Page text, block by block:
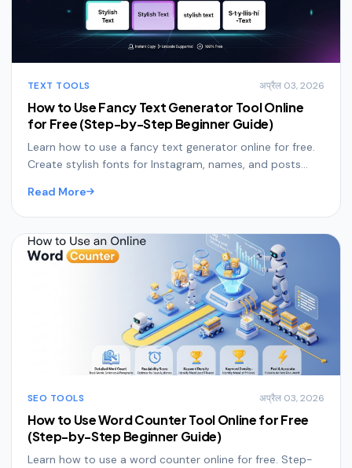
TEXT TOOLS अप्रैल 03, 2026
How to Use Fancy Text Generator Tool Online
for Free (Step-by-Step Beginner Guide)
Learn how to use a fancy text generator online for free.
Create stylish fonts for Instagram, names, and posts
Read More
SEO TOOLS अप्रैल 03, 2026
How to Use Word Counter Tool Online for Free
(Step-by-Step Beginner Guide)
Learn how to use a word counter online for free. Step-